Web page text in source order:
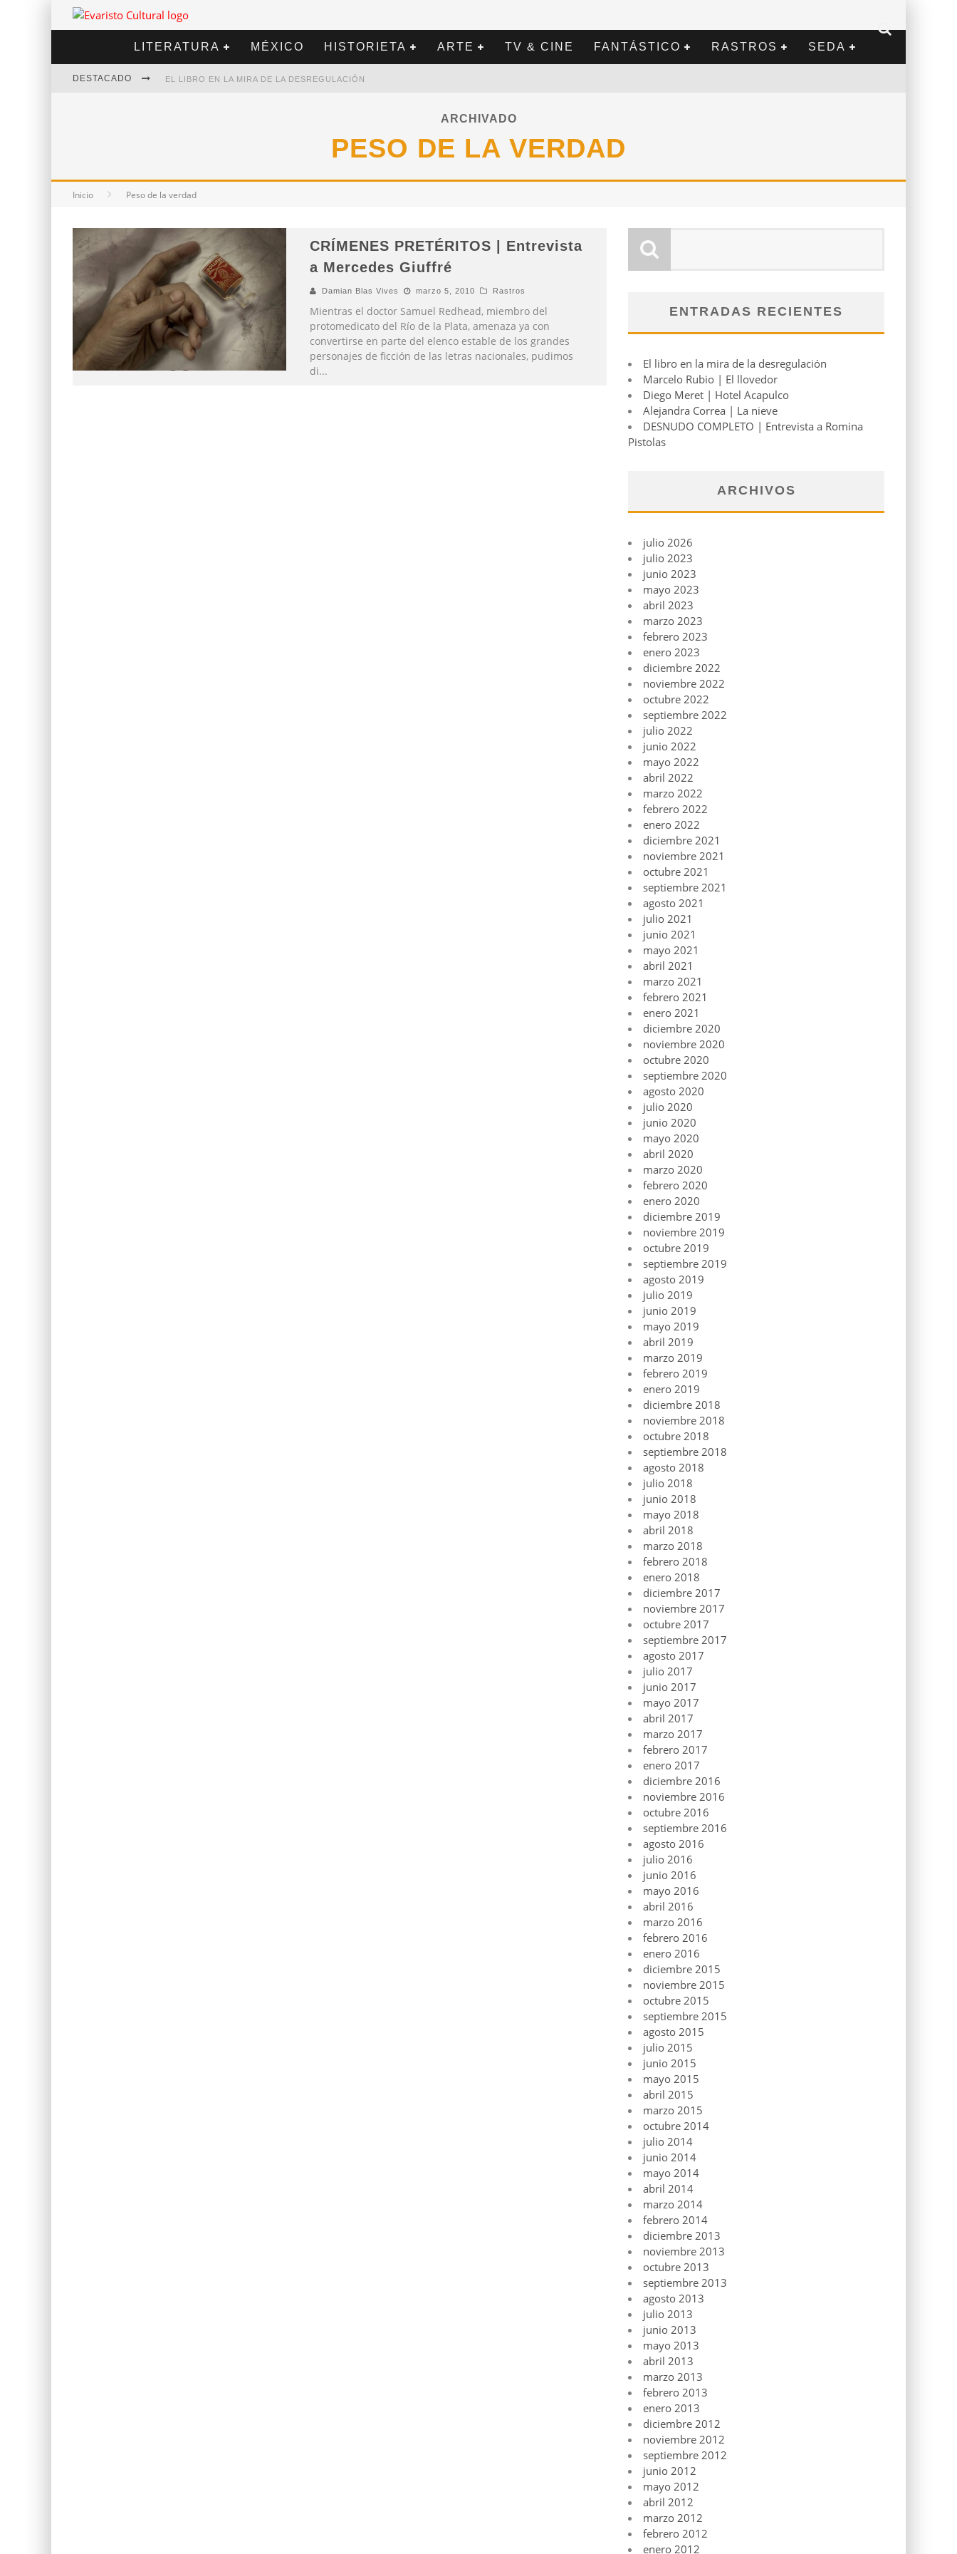
LITERATURA MÉXICO HISTORIETA ARTE TV & CINE FANTÁSTICO RASTROS SEDA
DESTACADO EL LIBRO EN LA MIRA DE LA DESREGULACIÓN
ARCHIVADO
PESO DE LA VERDAD
Inicio Peso de la verdad
CRÍMENES PRETÉRITOS | Entrevista
a Mercedes Giuffré
Damian Blas Vives marzo 5, 2010 Rastros
Mientras el doctor Samuel Redhead, miembro del
protomedicato del Río de la Plata, amenaza ya con
convertirse en parte del elenco estable de los grandes
personajes de ficción de las letras nacionales, pudimos
di...
ENTRADAS RECIENTES
El libro en la mira de la desregulación
Marcelo Rubio | El llovedor
Diego Meret | Hotel Acapulco
Alejandra Correa | La nieve
DESNUDO COMPLETO | Entrevista a Romina
Pistolas
ARCHIVOS
julio 2026
julio 2023
junio 2023
mayo 2023
abril 2023
marzo 2023
febrero 2023
enero 2023
diciembre 2022
noviembre 2022
octubre 2022
septiembre 2022
julio 2022
junio 2022
mayo 2022
abril 2022
marzo 2022
febrero 2022
enero 2022
diciembre 2021
noviembre 2021
octubre 2021
septiembre 2021
agosto 2021
julio 2021
junio 2021
mayo 2021
abril 2021
marzo 2021
febrero 2021
enero 2021
diciembre 2020
noviembre 2020
octubre 2020
septiembre 2020
agosto 2020
julio 2020
junio 2020
mayo 2020
abril 2020
marzo 2020
febrero 2020
enero 2020
diciembre 2019
noviembre 2019
octubre 2019
septiembre 2019
agosto 2019
julio 2019
junio 2019
mayo 2019
abril 2019
marzo 2019
febrero 2019
enero 2019
diciembre 2018
noviembre 2018
octubre 2018
septiembre 2018
agosto 2018
julio 2018
junio 2018
mayo 2018
abril 2018
marzo 2018
febrero 2018
enero 2018
diciembre 2017
noviembre 2017
octubre 2017
septiembre 2017
agosto 2017
julio 2017
junio 2017
mayo 2017
abril 2017
marzo 2017
febrero 2017
enero 2017
diciembre 2016
noviembre 2016
octubre 2016
septiembre 2016
agosto 2016
julio 2016
junio 2016
mayo 2016
abril 2016
marzo 2016
febrero 2016
enero 2016
diciembre 2015
noviembre 2015
octubre 2015
septiembre 2015
agosto 2015
julio 2015
junio 2015
mayo 2015
abril 2015
marzo 2015
octubre 2014
julio 2014
junio 2014
mayo 2014
abril 2014
marzo 2014
febrero 2014
diciembre 2013
noviembre 2013
octubre 2013
septiembre 2013
agosto 2013
julio 2013
junio 2013
mayo 2013
abril 2013
marzo 2013
febrero 2013
enero 2013
diciembre 2012
noviembre 2012
septiembre 2012
junio 2012
mayo 2012
abril 2012
marzo 2012
febrero 2012
enero 2012